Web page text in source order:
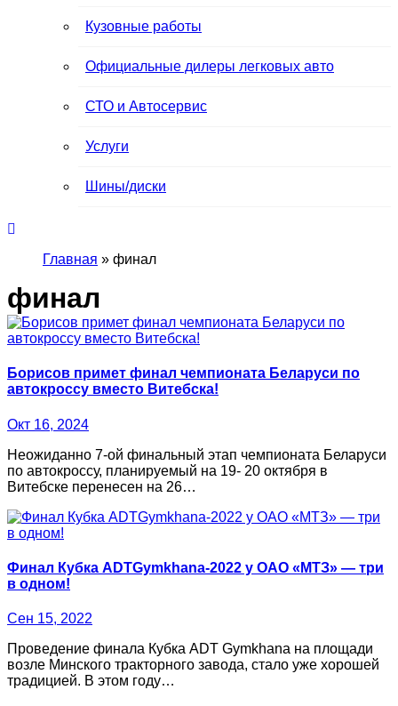
Кузовные работы
Официальные дилеры легковых авто
СТО и Автосервис
Услуги
Шины/диски
Главная » финал
финал
Борисов примет финал чемпионата Беларуси по
автокроссу вместо Витебска!
Окт 16, 2024
Неожиданно 7-ой финальный этап чемпионата Беларуси
по автокроссу, планируемый на 19- 20 октября в
Витебске перенесен на 26…
Финал Кубка ADTGymkhana-2022 у ОАО «МТЗ» — три
в одном!
Сен 15, 2022
Проведение финала Кубка ADT Gymkhana на площади
возле Минского тракторного завода, стало уже хорошей
традицией. В этом году…